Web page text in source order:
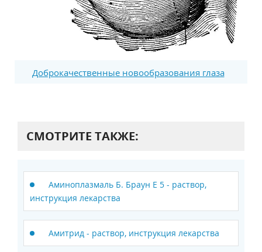
Доброкачественные новообразования глаза
СМОТРИТЕ ТАКЖЕ:
Аминоплазмаль Б. Браун Е 5 - раствор,
инструкция лекарства
Амитрид - раствор, инструкция лекарства